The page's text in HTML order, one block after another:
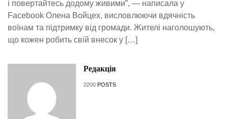
і повертайтесь додому живими”, — написала у
Facebook Олена Войцех, висловлюючи вдячність
воїнам та підтримку від громади. Жителі наголошують,
що кожен робить свій внесок у […]
Редакція
2200 POSTS